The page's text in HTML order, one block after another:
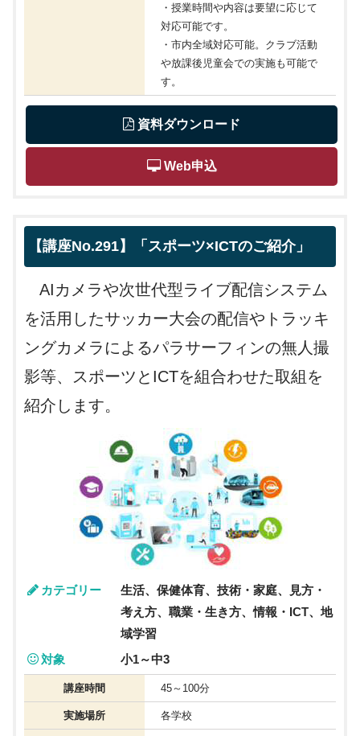
・授業時間や内容は要望に応じて
対応可能です。
・市内全域対応可能。クラブ活動
や放課後児童会での実施も可能で
す。
資料ダウンロード
Web申込
【講座No.291】「スポーツ×ICTのご紹介」
AIカメラや次世代型ライブ配信システム
を活用したサッカー大会の配信やトラッキ
ングカメラによるパラサーフィンの無人撮
影等、スポーツとICTを組合わせた取組を
紹介します。
カテゴリー
生活、保健体育、技術・家庭、見方・
考え方、職業・生き方、情報・ICT、地
域学習
対象
小1～中3
講座時間 45～100分
実施場所 各学校